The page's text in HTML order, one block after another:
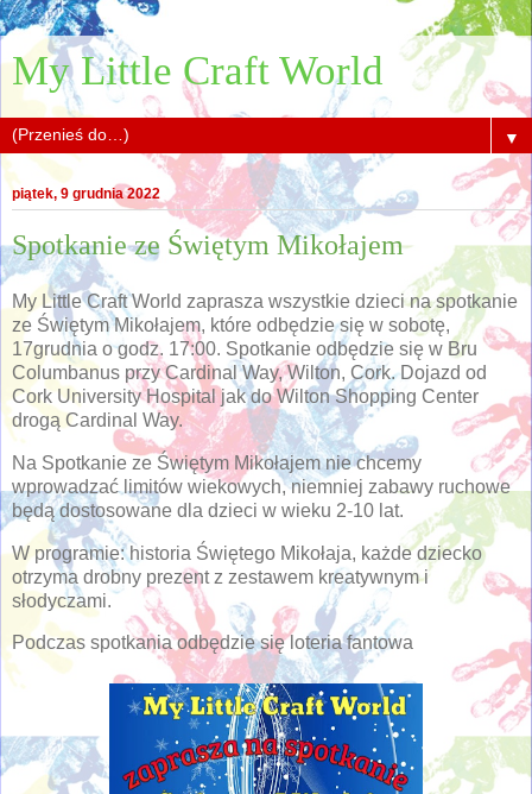
My Little Craft World
▼
piątek, 9 grudnia 2022
Spotkanie ze Świętym Mikołajem
My Little Craft World zaprasza wszystkie dzieci na spotkanie
ze Świętym Mikołajem, które odbędzie się w sobotę,
17grudnia o godz. 17:00. Spotkanie odbędzie się w Bru
Columbanus przy Cardinal Way, Wilton, Cork. Dojazd od
Cork University Hospital jak do Wilton Shopping Center
drogą Cardinal Way.
Na Spotkanie ze Świętym Mikołajem nie chcemy
wprowadzać limitów wiekowych, niemniej zabawy ruchowe
będą dostosowane dla dzieci w wieku 2-10 lat.
W programie: historia Świętego Mikołaja, każde dziecko
otrzyma drobny prezent z zestawem kreatywnym i
słodyczami.
Podczas spotkania odbędzie się loteria fantowa